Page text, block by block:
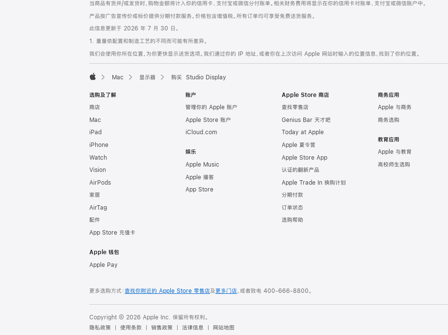
当商品有货并/或发货时，购物金额将计入你的信用卡、支付宝或微信分付账单。相关财务费用将显示在你的信用卡对账单、支付宝或微信账户中。
产品按广告宣传价或标价提供分期付款服务。价格包含增值税。所有订单均可享受免费送货服务。
此信息更新于 2026 年 7 月 30 日。
1. 重量依配置和制造工艺的不同而可能有所差异。
我们会使用你所在位置，为你更快显示送货选项。我们通过你的 IP 地址，或者你在上次访问 Apple 网站时输入的位置信息，找到了你的位置。
Mac 显示器 购买 Studio Display
选购及了解
商店
Mac
iPad
iPhone
Watch
Vision
AirPods
家居
AirTag
配件
App Store 充值卡
Apple 钱包
Apple Pay
账户
管理你的 Apple 账户
Apple Store 账户
iCloud.com
娱乐
Apple Music
Apple 播客
App Store
Apple Store 商店
查找零售店
Genius Bar 天才吧
Today at Apple
Apple 夏令营
Apple Store App
认证的翻新产品
Apple Trade In 换购计划
分期付款
订单状态
选购帮助
商务应用
Apple 与商务
商务选购
教育应用
Apple 与教育
高校师生选购
更多选购方式：查找你附近的 Apple Store 零售店及更多门店，或者致电 400-666-8800。
Copyright © 2026 Apple Inc. 保留所有权利。
隐私政策
使用条款 销售政策 法律信息 网站地图